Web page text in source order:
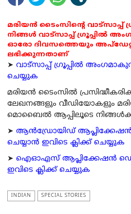
മരിയൻ ടൈംസിന്റെ വാട്സാപ്പ്
നിങ്ങൾ വാട്സാപ്പ് ഗ്രൂപ്പിൽ
ഓരോ ദിവസത്തെയും
ലഭിക്കുന്നതാണ്
➤ വാട്സാപ്പ് ഗ്രൂപ്പിൽ
ചെയ്യുക
മരിയന്‍ ടൈംസില്‍
ലേഖനങ്ങളും വീഡിയോകളും
മൊബൈല്‍ ആപ്പിലൂടെ നിങ്ങള്‍ക്ക്
➤ ആന്‍ഡ്രോയിഡ്
ചെയ്യാന്‍ ഇവിടെ ക്ലിക്ക് ചെയ്യുക
➤ ഐഓഎസ് ആപ്ലിക്കേഷന്‍
ഇവിടെ ക്ലിക്ക് ചെയ്യുക
INDIAN SPECIAL STORIES